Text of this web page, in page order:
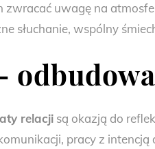
uwagę na
słuchanie, wspólny
relacji są okazją do
pracy z intencją